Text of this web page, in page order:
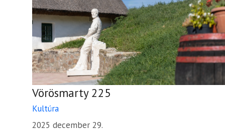
Vörösmarty 225
Kultúra
2025 december 29.